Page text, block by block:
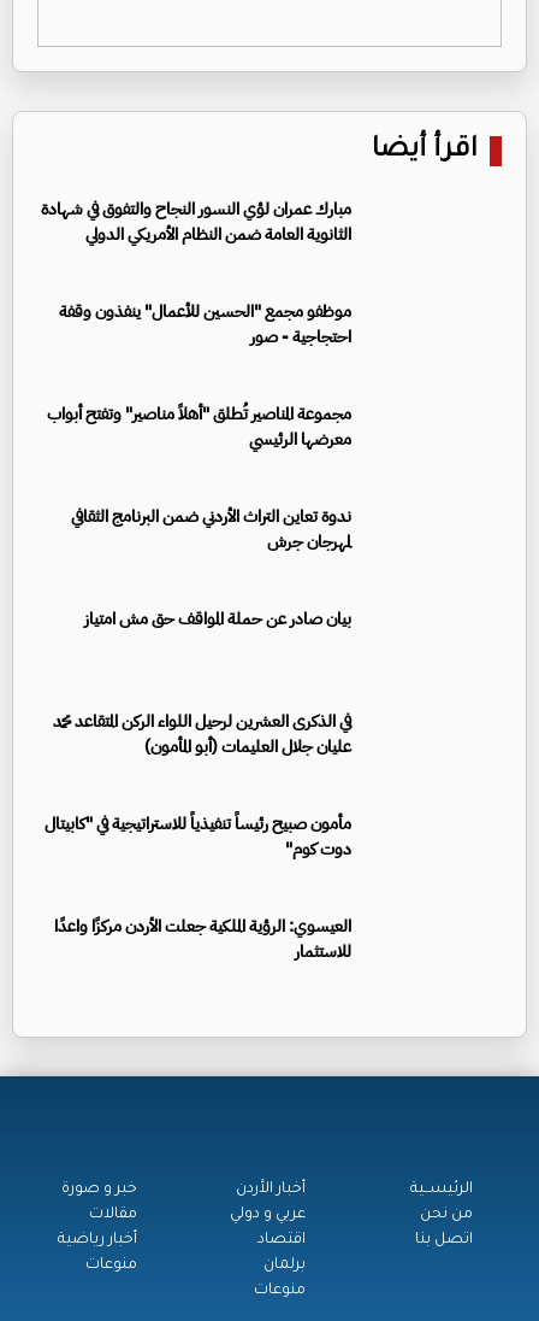
اقرأ أيضا
مبارك عمران لؤي النسور النجاح والتفوق في شهادة
الثانوية العامة ضمن النظام الأمريكي الدولي
موظفو مجمع "الحسين للأعمال" ينفذون وقفة
احتجاجية - صور
مجموعة المناصير تُطلق "أهلاً مناصير" وتفتح أبواب
معرضها الرئيسي
ندوة تعاين التراث الأردني ضمن البرنامج الثقافي
لمهرجان جرش
بيان صادر عن حملة المواقف حق مش امتياز
في الذكرى العشرين لرحيل اللواء الركن المتقاعد محمد
عليان جلال العليمات (أبو المأمون)
مأمون صبيح رئيساً تنفيذياً للاستراتيجية في "كابيتال
دوت كوم"
العيسوي: الرؤية الملكية جعلت الأردن مركزًا واعدًا
للاستثمار
الرئيســية
من نحن
اتصل بنا
أخبار الأردن
عربي و دولي
اقتصاد
برلمان
منوعات
خبر و صورة
مقالات
أخبار رياضية
منوعات